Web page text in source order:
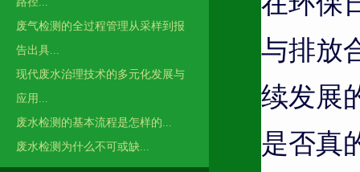
废气检测的全过程管理从采样到报
告出具...
现代废水治理技术的多元化发展与
应用...
废水检测的基本流程是怎样的...
废水检测为什么不可或缺...
与排放
续发展
是否真